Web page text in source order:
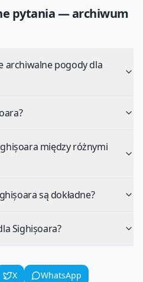
pytania — archiwum
archiwalne pogody dla
między różnymi
są dokładne?
Sighișoara?
X
WhatsApp